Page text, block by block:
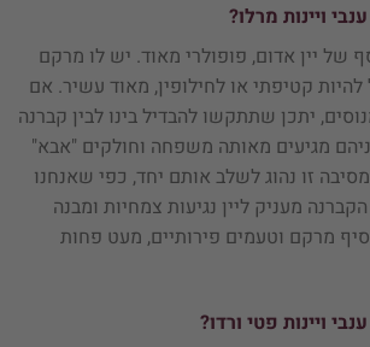
ויינות מרלו?
של יין אדום, פופולרי מאוד. יש לו מרקם
להיות קטיפתי או לחילופין, מאוד עשיר. אם
יתכן שתתקשו להבדיל בינו לבין קברנה
מגיעים מאותה משפחה וחולקים "אבא"
זו נהוג לשלב אותם יחד, כפי שאנחנו
מעניק ליין נגיעות צמחיות ומבנה
מרקם וטעמים פירותיים, מעט פחות
ענבי ויינות פטי ורדו?